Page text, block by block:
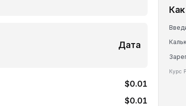
Дата
$0.01
$0.01
Курс